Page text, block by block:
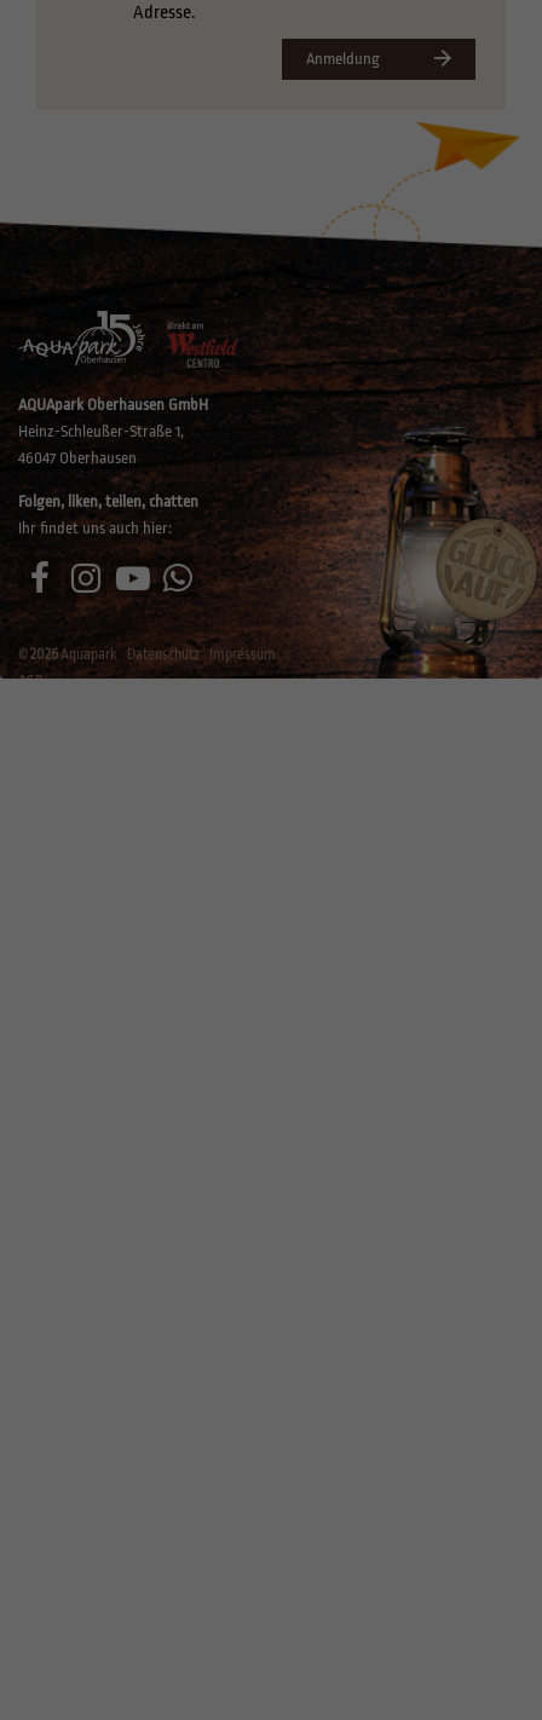
Adresse.
Anmeldung
AQUApark Oberhausen GmbH
Heinz-Schleußer-Straße 1,
46047 Oberhausen
©2026Aquapark Datenschutz
Impressum
AGB
Folgen, liken, teilen, chatten
Ihr findet uns auch hier: